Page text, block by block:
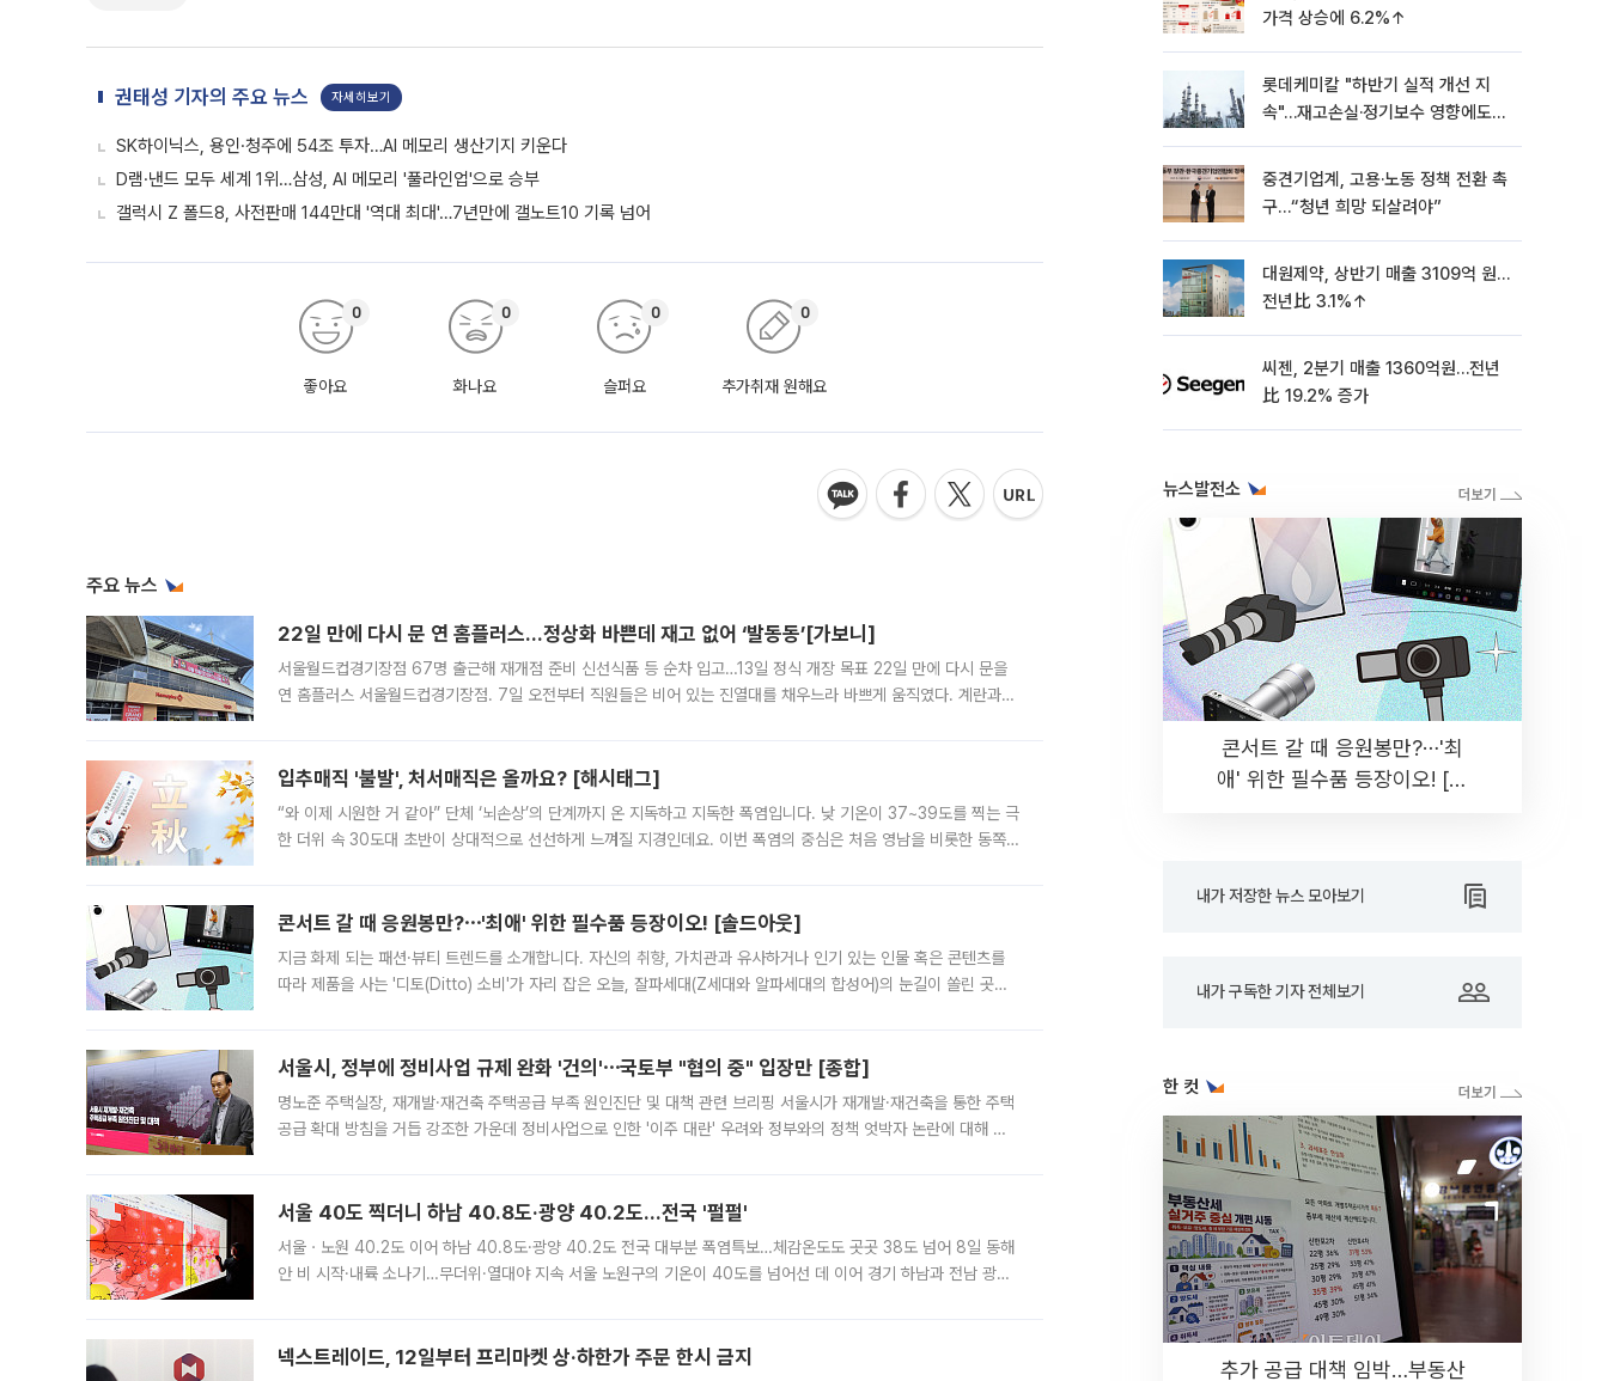
권태성 기자의 주요 뉴스 자세히보기
SK하이닉스, 용인·청주에 54조 투자…AI 메모리 생산기지 키운다
D램·낸드 모두 세계 1위…삼성, AI 메모리 '풀라인업'으로 승부
갤럭시 Z 폴드8, 사전판매 144만대 '역대 최대'…7년만에 갤노트10 기록 넘어
좋아요
0
화나요
0
슬퍼요
0
추가취재 원해요
0
주요 뉴스
22일 만에 다시 문 연 홈플러스…정상화 바쁜데 재고 없어 ‘발동동’[가보니]
서울월드컵경기장점 67명 출근해 재개점 준비 신선식품 등 순차 입고…13일 정식 개장 목표 22일 만에 다시 문을
연 홈플러스 서울월드컵경기장점. 7일 오전부터 직원들은 비어 있는 진열대를 채우느라 바쁘게 움직였다. 계란과
입추매직 '불발', 처서매직은 올까요? [해시태그]
“와 이제 시원한 거 같아” 단체 ‘뇌손상’의 단계까지 온 지독하고 지독한 폭염입니다. 낮 기온이 37~39도를 찍는 극
한 더위 속 30도대 초반이 상대적으로 선선하게 느껴질 지경인데요. 이번 폭염의 중심은 처음 영남을 비롯한 동쪽
콘서트 갈 때 응원봉만?⋯'최애' 위한 필수품 등장이오! [솔드아웃]
지금 화제 되는 패션·뷰티 트렌드를 소개합니다. 자신의 취향, 가치관과 유사하거나 인기 있는 인물 혹은 콘텐츠를
따라 제품을 사는 '디토(Ditto) 소비'가 자리 잡은 오늘, 잘파세대(Z세대와 알파세대의 합성어)의 눈길이 쏠린 곳은
서울시, 정부에 정비사업 규제 완화 '건의'⋯국토부 "협의 중" 입장만 [종합]
명노준 주택실장, 재개발·재건축 주택공급 부족 원인진단 및 대책 관련 브리핑 서울시가 재개발·재건축을 통한 주택
공급 확대 방침을 거듭 강조한 가운데 정비사업으로 인한 '이주 대란' 우려와 정부와의 정책 엇박자 논란에 대해 정
서울 40도 찍더니 하남 40.8도·광양 40.2도…전국 '펄펄'
서울ㆍ노원 40.2도 이어 하남 40.8도·광양 40.2도 전국 대부분 폭염특보…체감온도도 곳곳 38도 넘어 8일 동해
안 비 시작·내륙 소나기…무더위·열대야 지속 서울 노원구의 기온이 40도를 넘어선 데 이어 경기 하남과 전남 광양
넥스트레이드, 12일부터 프리마켓 상·하한가 주문 한시 금지
가격 상승에 6.2%↑
롯데케미칼 "하반기 실적 개선 지
속"…재고손실·정기보수 영향에도
중견기업계, 고용·노동 정책 전환 촉
구…“청년 희망 되살려야”
대원제약, 상반기 매출 3109억 원…
전년比 3.1%↑
씨젠, 2분기 매출 1360억원…전년
比 19.2% 증가
뉴스발전소
콘서트 갈 때 응원봉만?⋯'최
애' 위한 필수품 등장이오! [솔
내가 저장한 뉴스 모아보기
내가 구독한 기자 전체보기
한 컷
추가 공급 대책 임박…부동산